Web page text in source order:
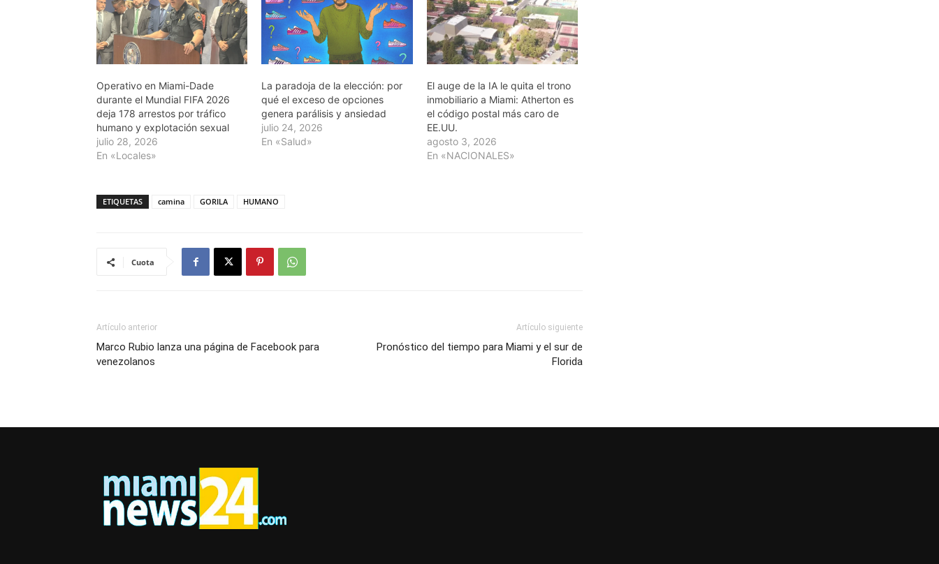
Operativo en Miami-Dade
durante el Mundial FIFA 2026
deja 178 arrestos por tráfico
humano y explotación sexual
julio 28, 2026
En «Locales»
La paradoja de la elección: por
qué el exceso de opciones
genera parálisis y ansiedad
julio 24, 2026
En «Salud»
El auge de la IA le quita el trono
inmobiliario a Miami: Atherton es
el código postal más caro de
EE.UU.
agosto 3, 2026
En «NACIONALES»
ETIQUETAS camina GORILA HUMANO
Cuota
Artículo anterior
Marco Rubio lanza una página de Facebook para
venezolanos
Artículo siguiente
Pronóstico del tiempo para Miami y el sur de
Florida